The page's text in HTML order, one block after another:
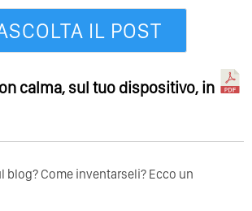
IL POST
calma, sul tuo dispositivo, in
blog? Come inventarseli? Ecco un